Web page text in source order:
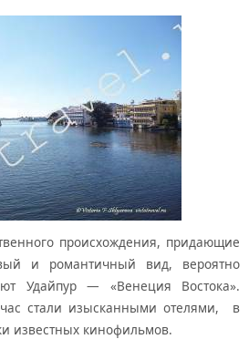
происхождения, придающие
и романтичный вид, вероятно
Удайпур — «Венеция Востока».
стали изысканными отелями, в
известных кинофильмов.